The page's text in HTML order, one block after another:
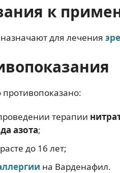
к
для лечения
противопоказано:
терапии
азота;
до 16 лет;
на Варденафил.